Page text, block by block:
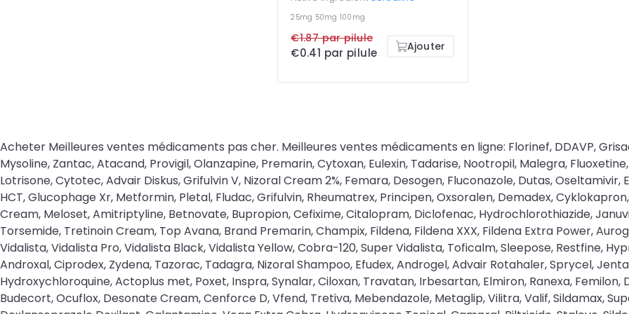
25mg 50mg 100mg
€1.87 par pilule
€0.41 par pilule Ajouter
Acheter Meilleures ventes médicaments pas cher. Meilleures ventes médicaments en ligne: Florinef, DDAVP, Grisactin, Lamisil, Nizoral, Sporanox, Alfacip, Namenda, Mirapex, Mysoline, Zantac, Atacand, Provigil, Olanzapine, Premarin, Cytoxan, Eulexin, Tadarise, Nootropil, Malegra, Fluoxetine, Piracetam, Flunarizine, Sibelium, Temovate 0.05%, Lotrisone, Cytotec, Advair Diskus, Grifulvin V, Nizoral Cream 2%, Femara, Desogen, Fluconazole, Dutas, Oseltamivir, Evista, Tegretol, Lamprene, Avelox, Toradol, Haldol, Diovan HCT, Glucophage Xr, Metformin, Pletal, Fludac, Grifulvin, Rheumatrex, Principen, Oxsoralen, Demadex, Cyklokapron, Colofac, Colcrys, CellCept, Bystolic, Brand Retino-A Cream, Meloset, Amitriptyline, Betnovate, Bupropion, Cefixime, Citalopram, Diclofenac, Hydrochlorothiazide, Januvia, Lithium, Metoclopramide, Propranolol, Ranitidine, Torsemide, Tretinoin Cream, Top Avana, Brand Premarin, Champix, Fildena, Fildena XXX, Fildena Extra Power, Aurogra, Sildigra, Femalegra, Abhigra, Tadalista, Tadarise Pro, Vidalista, Vidalista Pro, Vidalista Black, Vidalista Yellow, Cobra-120, Super Vidalista, Toficalm, Sleepose, Restfine, Hypnite, Hyplon, Fulnite, Armotraz, Alkacel, Capnat, Samsca, Androxal, Ciprodex, Zydena, Tazorac, Tadagra, Nizoral Shampoo, Efudex, Androgel, Advair Rotahaler, Sprycel, Jentadueto XR, Hygroton, Loniten, Fusiderm B, Edarbyclor, Hydroxychloroquine, Actoplus met, Poxet, Inspra, Synalar, Ciloxan, Travatan, Irbesartan, Elmiron, Ranexa, Femilon, Daliresp, Serc, A-Ret, Isofair, Addyi, Aczone, Clopidogrel, Budecort, Ocuflox, Desonate Cream, Cenforce D, Vfend, Tretiva, Mebendazole, Metaglip, Vilitra, Valif, Sildamax, Super Zhewitra, Cenforce Professional, Avana, Dexilant, Dexlansoprazole Dexilant, Galantamine, Vega Extra Cobra, Hydroquinone Topical, Campral, Biltricide, Stalevo, Sildenafil Red, Chloroquine, Diprolene, Dydrogesterone, Betamethasone, Ivermectin, Semaglutide, Aripiprazole, Salbutamol, Permethrin, Ursodiol, Fluticasone + Salmeterol, Albendazole, Spironolactone, Imiquimod, Amoxicillin, Clomipramine, Enclomiphene, Disulfiram, Trimethoprim, Donepezil, Anastrozole, Hydroxyzine, Praziquantel, Buspirone, Dutasteride, Cefuroxime, Celecoxib, Ciprofloxacin, Clomiphene, Clozapine, Misoprostol, Losartan, Levofloxacin, Ciprofloxacin + Dexamethasone, Acetazolamide, Cefadroxil, Fluorouracil, Metronidazole, Isotretinoin, Tamsulosin, Nitrofurantoin, Griseofulvin, Clotrimazole, Sumatriptan, Terbinafine, Digoxin, Chlorambucil, Escitalopram, Minoxidil, Telmisartan, Metformin + Glyburide, Domperidone, Gabapentin, Esomeprazole, Bempedoic acid, Ketoconazole, Tamoxifen, Norfloxacin, Oxybutynin, Omeprazole, Protopic, Tacrolimus, Phenazopyridine, Mirtazapine, Quetiapine, Carbidopa + Levodopa, Budesonide, Budesonide Caps, Budesonide formoterol, Risperidone, Amantadine, Levothyroxine, Clobetasol 0.05%, Theophylline, Chlorpromazine, Imipramine, Valacyclovir, Enalapril, Rifaximin, Drospirenone and Ethinyl Estradiol, Tizanidine, Azithromycin, Ondansetron, Alendronate, Adapalen, Alfuzosin, Arpamyl, Atenolol, Atorvastatin, Bisoprolol, Bromocriptine, Candesartan, Nebivolol, Acamprosate, Clenbuterol, Bupropion + Naltraxone, Contrave, Liothyronine, Cytomel, Roflumilast, Desmopressin, Pimecrolimus 1%, Raloxifene, Fludrocortisone, Midodrine, Chlorthalidone, Isotroin, Miconazole, Atomoxetine, Ketorolac, Solifenacin, Alfacalcidol, Betahistine, Carbamazepine, Levocetirizine, Eflornithine, Tobramycin and dexamethasone, Flecainide, Rifampin, Conjugated estrogens, Cilostazol, Nintedanib, Budesonide formoterol rotacaps, Diane 35, Flexeril, Orapred dispersible, Prelone, Renova, Extra Super P Force, Fildena CT, Fildena Professional, Fildena Strong, Fildena Super Active, Filitra, Filitra Professional, Levitra Super Force, Vaniqa, Cyclogyl, P Force, Viagra Black, Super Tadapox, Cenforce Soft, Tadalista CT, Tadalista Professional, Tadalista Super Active, Medrol Active, Viagra Super Dulox-Force, Xylocaine, Olumiant, Timoptic, Advent DT, Azelex, Tobradex, Tadasiva, Viagra Super Fluox-Force, Cyclobenzaprine hcl, Zolmitriptan, Zaleplon, Ziprasidone, Warfarin, Verapamil HCl, Venlafaxine, Vardenafil with Dapoxetine, Valproic Acid, Ursodeoxycholic acid, Udenafil, Trihexyphenidyl, Triamcinolone, Tretinoin, Tolterodine, Tofisopam, Tiotropium Bromide, Ticlopidine, Thioridazine, Terazosin hydrochloride, Tazarotene, Tadalafil with Dapoxetine, Sulfasalazine, Sotalol, Sofosbuvir, Simvastatin, Acarbose, Amiloride, Amlodipine, Azathioprine, Azelastine, Azilsartan and Chlorthalidone, Betamethasone / Clotrimazole, Betamethasone and Fusidic Acid, Betamethasone valerate, Bicalutamide, Bisacodyl, Capecitabine, Carvedilol, Cefdinir, Cefpodoxime, Chloramphenicol, Clindamycin, Colchicum autumnale, Cyclopentolate, Cyclophosphamide, Cyproheptadine, Cyproterone acetate and ethinylestradiol, Dasatinib, Desloratadine, Desogestrel and Ethinyl estradiol, Dexamethason, Dexlansoprazole, Dimenhydrinate, Divalproex, Duloxetine, Clarithromycin, Avanafil, Efavirenz, Eplerenone, Eszopiclone, Ethionamide, Estradiol, Etoricoxib, Ezetimibe, Famciclovir, Famotidine, Fenofibrate, Fexofenadine, Flavoxate Hcl, Fluticasone Propionate, Fluticasone, Fluvoxamine, Gemfibrozil, Glimepiride, Glipizide, Glyburide, Gresiofulvin, Hydroxyurea, Indapamide, Indomethacin, Isosorbide, Cabergoline, Aromasin, Memantine, Family Viagra Pack, Rapamycin, Haloperidol, Rivasmart, Cutivate, Zincoheal, Zepdon, Velpanat, Uloric, Trintellix, Tradjenta, Tivicay, Thalix, Tapazole, Soriatane, Savella, Qvar, Pradaxa, Phenergan Syrup, Orap, Novelon, Nocdurna, Nexletol, Nexavar, Mydriacyl, Micogel 2%, Lenalidomide, Kombiglyze XR, Isentress, Invokana, Ilaxten, Hiforce Delay Spray, Gleevec, Fleqsuvy, Farxiga, Estriol Topical, Elidel, Edarbi, Dulera, Diclegis, Darunavir, Cyclopam, Creon, Baraclude, Scarend Silicone Gel, Dymista, Afrin, Apresoline, Metaflam Oral Suspension, Carodyl Chewable, Cyclomune, Luzu 1%, Micardis HCT, Bromhexine, Ornidazole, NeoMercazole, Lasix, Tadalafil, Vardenafil, Prevacid, Augmentin, Prilosec, Zithromax, Microzide, Sertraline, Norvasc, Viagra Professional, Coversyl, Viagra, Viagra Super Active, Beloc, Brand Cialis, Toprol, Kamagra Gelée Orale, Tinidazole, Cialis, Hyzaar, Brand Viagra, Cymbalta, Kamagra, Plan B, Levitra, Cialis Professional, Betapace, Cialis Super Active, Prednisolone, Celexa, Furosemide, Zetia, Sildalis, Megalis, Frumil, Viagra with Dapoxetine, Crestor, Cenforce, Plaquenil, Cardarone, Zoloft, Macrobid, Cozaar, Anafranil, Lopressor, Calan, Proscar, Suhagra, Flomax, Avodart, Zyban